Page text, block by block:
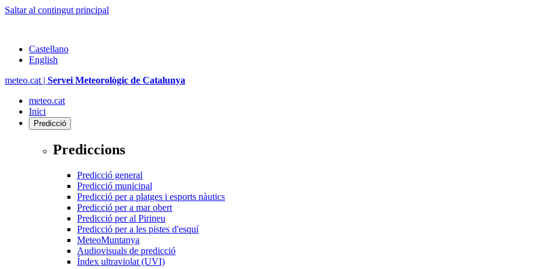
Saltar al contingut principal
Castellano
English
meteo.cat | Servei Meteorològic de Catalunya
meteo.cat
Inici
Predicció
Prediccions
Predicció general
Predicció municipal
Predicció per a platges i esports nàutics
Predicció per a mar obert
Predicció per al Pirineu
Predicció per a les pistes d'esquí
MeteoMuntanya
Audiovisuals de predicció
Índex ultraviolat (UVI)